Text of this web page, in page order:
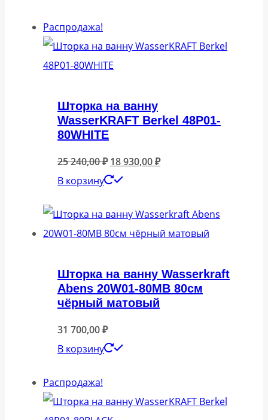
Распродажа!
Шторка на ванну
WasserKRAFT Berkel 48P01-
80WHITE
25 240,00₽ Первоначальная
цена
25
240,00 ₽.
18 930,00₽Текущая
930,00 ₽.
В корзину
Шторка на ванну Wasserkraft
Abens 20W01-80MB 80см
чёрный матовый
31 700,00₽
В корзину
Распродажа!